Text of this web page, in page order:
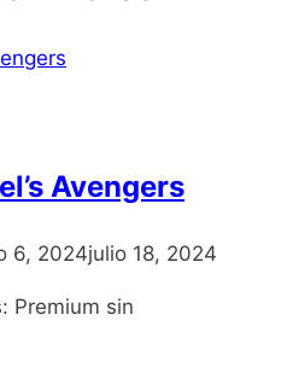
Avengers
6, 2024julio 18, 2024
Premium sin